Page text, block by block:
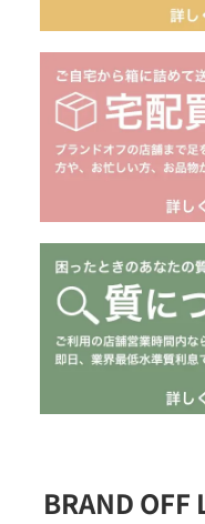
BRAND